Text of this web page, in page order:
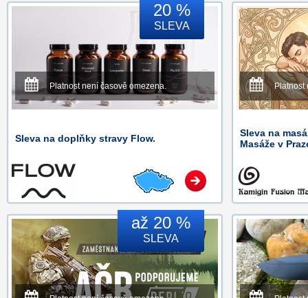
20 %
SLEVA
Platnost není časově omezena.
Sleva na doplňky stravy Flow.
Platnost
Sleva na
Masáže v
až 20 %
SLEVA